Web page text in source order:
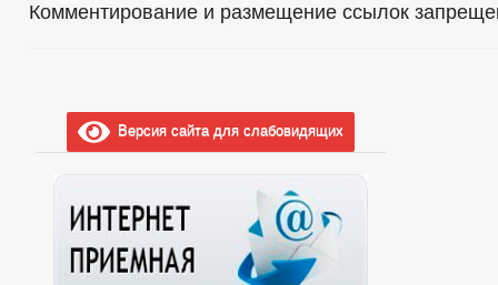
Комментирование и размещение ссылок
Версия сайта для слабовидящих